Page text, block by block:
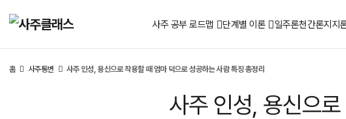
사주 공부 로드맵 단계별 이론 일주론천간론지지
홈 사주통변 사주 인성, 용신으로 작용할 때 엄마 덕으로 성공하는 사람 특징 총정리
사주 인성, 용신으